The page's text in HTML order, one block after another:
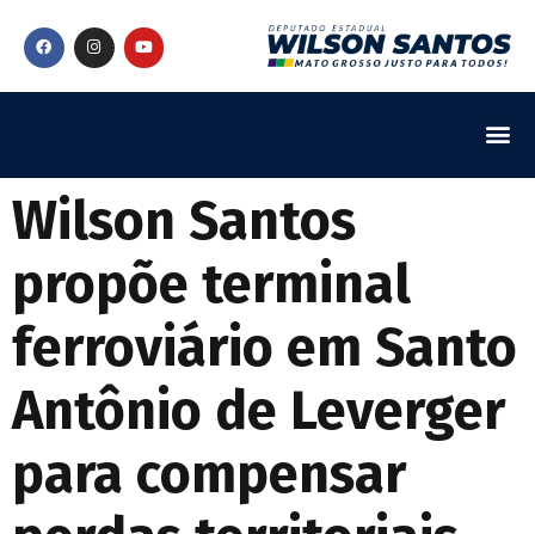
Wilson Santos
propõe terminal
ferroviário em Santo
Antônio de Leverger
para compensar